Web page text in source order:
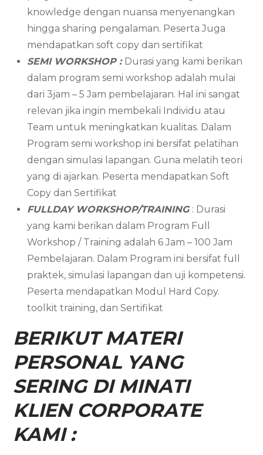
knowledge dengan nuansa menyenangkan
hingga sharing pengalaman. Peserta Juga
mendapatkan soft copy dan sertifikat
SEMI WORKSHOP : Durasi yang kami berikan
dalam program semi workshop adalah mulai
dari 3jam – 5 Jam pembelajaran. Hal ini sangat
relevan jika ingin membekali Individu atau
Team untuk meningkatkan kualitas. Dalam
Program semi workshop ini bersifat pelatihan
dengan simulasi lapangan. Guna melatih teori
yang di ajarkan. Peserta mendapatkan Soft
Copy dan Sertifikat
FULLDAY WORKSHOP/TRAINING : Durasi
yang kami berikan dalam Program Full
Workshop / Training adalah 6 Jam – 100 Jam
Pembelajaran. Dalam Program ini bersifat full
praktek, simulasi lapangan dan uji kompetensi.
Peserta mendapatkan Modul Hard Copy.
toolkit training, dan Sertifikat
BERIKUT MATERI
PERSONAL YANG
SERING DI MINATI
KLIEN CORPORATE
KAMI :